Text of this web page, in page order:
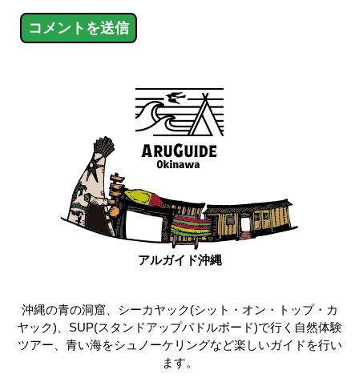
アルガイド沖縄
沖縄の青の洞窟、シーカヤック(シット・オン・トップ・カ
ヤック)、SUP(スタンドアップパドルボード)で行く自然体験
ツアー、青い海をシュノーケリングなど楽しいガイドを行い
ます。